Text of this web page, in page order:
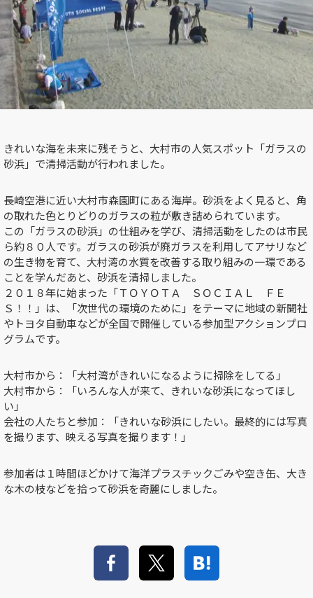
きれいな海を未来に残そうと、大村市の人気スポット「ガラスの
砂浜」で清掃活動が行われました。
長崎空港に近い大村市森園町にある海岸。砂浜をよく見ると、角
の取れた色とりどりのガラスの粒が敷き詰められています。
この「ガラスの砂浜」の仕組みを学び、清掃活動をしたのは市民
ら約８０人です。ガラスの砂浜が廃ガラスを利用してアサリなど
の生き物を育て、大村湾の水質を改善する取り組みの一環である
ことを学んだあと、砂浜を清掃しました。
２０１８年に始まった「ＴＯＹＯＴＡ ＳＯＣＩＡＬ ＦＥ
Ｓ！！」は、「次世代の環境のために」をテーマに地域の新聞社
やトヨタ自動車などが全国で開催している参加型アクションプロ
グラムです。
大村市から：「大村湾がきれいになるように掃除をしてる」
大村市から：「いろんな人が来て、きれいな砂浜になってほし
い」
会社の人たちと参加：「きれいな砂浜にしたい。最終的には写真
を撮ります、映える写真を撮ります！」
参加者は１時間ほどかけて海洋プラスチックごみや空き缶、大き
な木の枝などを拾って砂浜を奇麗にしました。